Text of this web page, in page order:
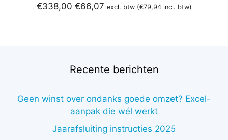
€338,00 Oorspronkelijke
€66,07Huidige
excl. btw (€79,94incl. btw)
Recente berichten
Geen winst over ondanks goede omzet? Excel-
aanpak die wél werkt
Jaarafsluiting instructies 2025